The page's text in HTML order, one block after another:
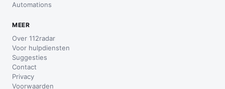
Automations
MEER
Over 112radar
Voor hulpdiensten
Suggesties
Contact
Privacy
Voorwaarden